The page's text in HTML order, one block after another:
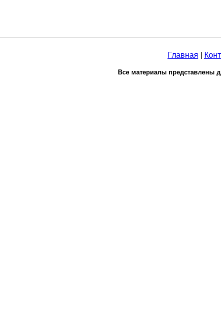
Главная
Все материалы представлены